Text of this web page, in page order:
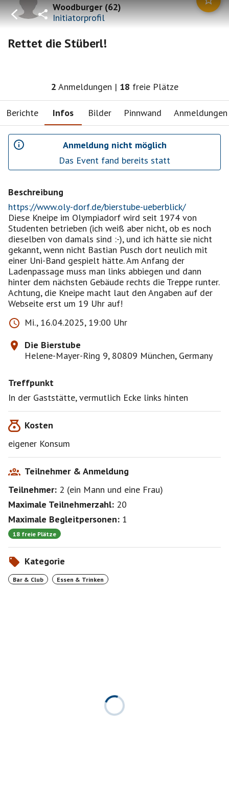
Woodburger(62)
Initiatorprofil
Rettet die Stüberl!
2 Anmeldungen | 18 freie Plätze
Berichte Infos Bilder Pinnwand Anmeldungen
Anmeldung nicht möglich
Das Event fand bereits statt
Beschreibung
https://www.oly-dorf.de/bierstube-ueberblick/
Diese Kneipe im Olympiadorf wird seit 1974 von
Studenten betrieben (ich weiß aber nicht, ob es noch
dieselben von damals sind :-), und ich hätte sie nicht
gekannt, wenn nicht Bastian Pusch dort neulich mit
einer Uni-Band gespielt hätte. Am Anfang der
Ladenpassage muss man links abbiegen und dann
hinter dem nächsten Gebäude rechts die Treppe runter.
Achtung, die Kneipe macht laut den Angaben auf der
Webseite erst um 19 Uhr auf!
Mi., 16.04.2025, 19:00 Uhr
Die Bierstube
Helene-Mayer-Ring 9, 80809 München, Germany
Treffpunkt
In der Gaststätte, vermutlich Ecke links hinten
Kosten
eigener Konsum
Teilnehmer & Anmeldung
Teilnehmer: 2 (ein Mann und eine Frau)
Maximale Teilnehmerzahl: 20
Maximale Begleitpersonen: 1
18 freie Plätze
Kategorie
Bar & Club Essen & Trinken